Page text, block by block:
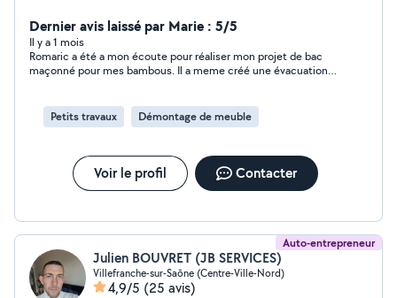
maçonnerie montage de meubles et autres.
Dernier avis laissé par Marie : 5/5
Il y a 1 mois
Romaric a été a mon écoute pour réaliser mon projet de bac
maçonné pour mes bambous. Il a meme créé une évacuation
hésiterais pas a refaire appel a lui.
Petits travaux Démontage de meuble
Voir le profil Contacter
Auto-entrepreneur
Julien BOUVRET (JB SERVICES)
Villefranche-sur-Saône (Centre-Ville-Nord)
4,9/5 (25 avis)